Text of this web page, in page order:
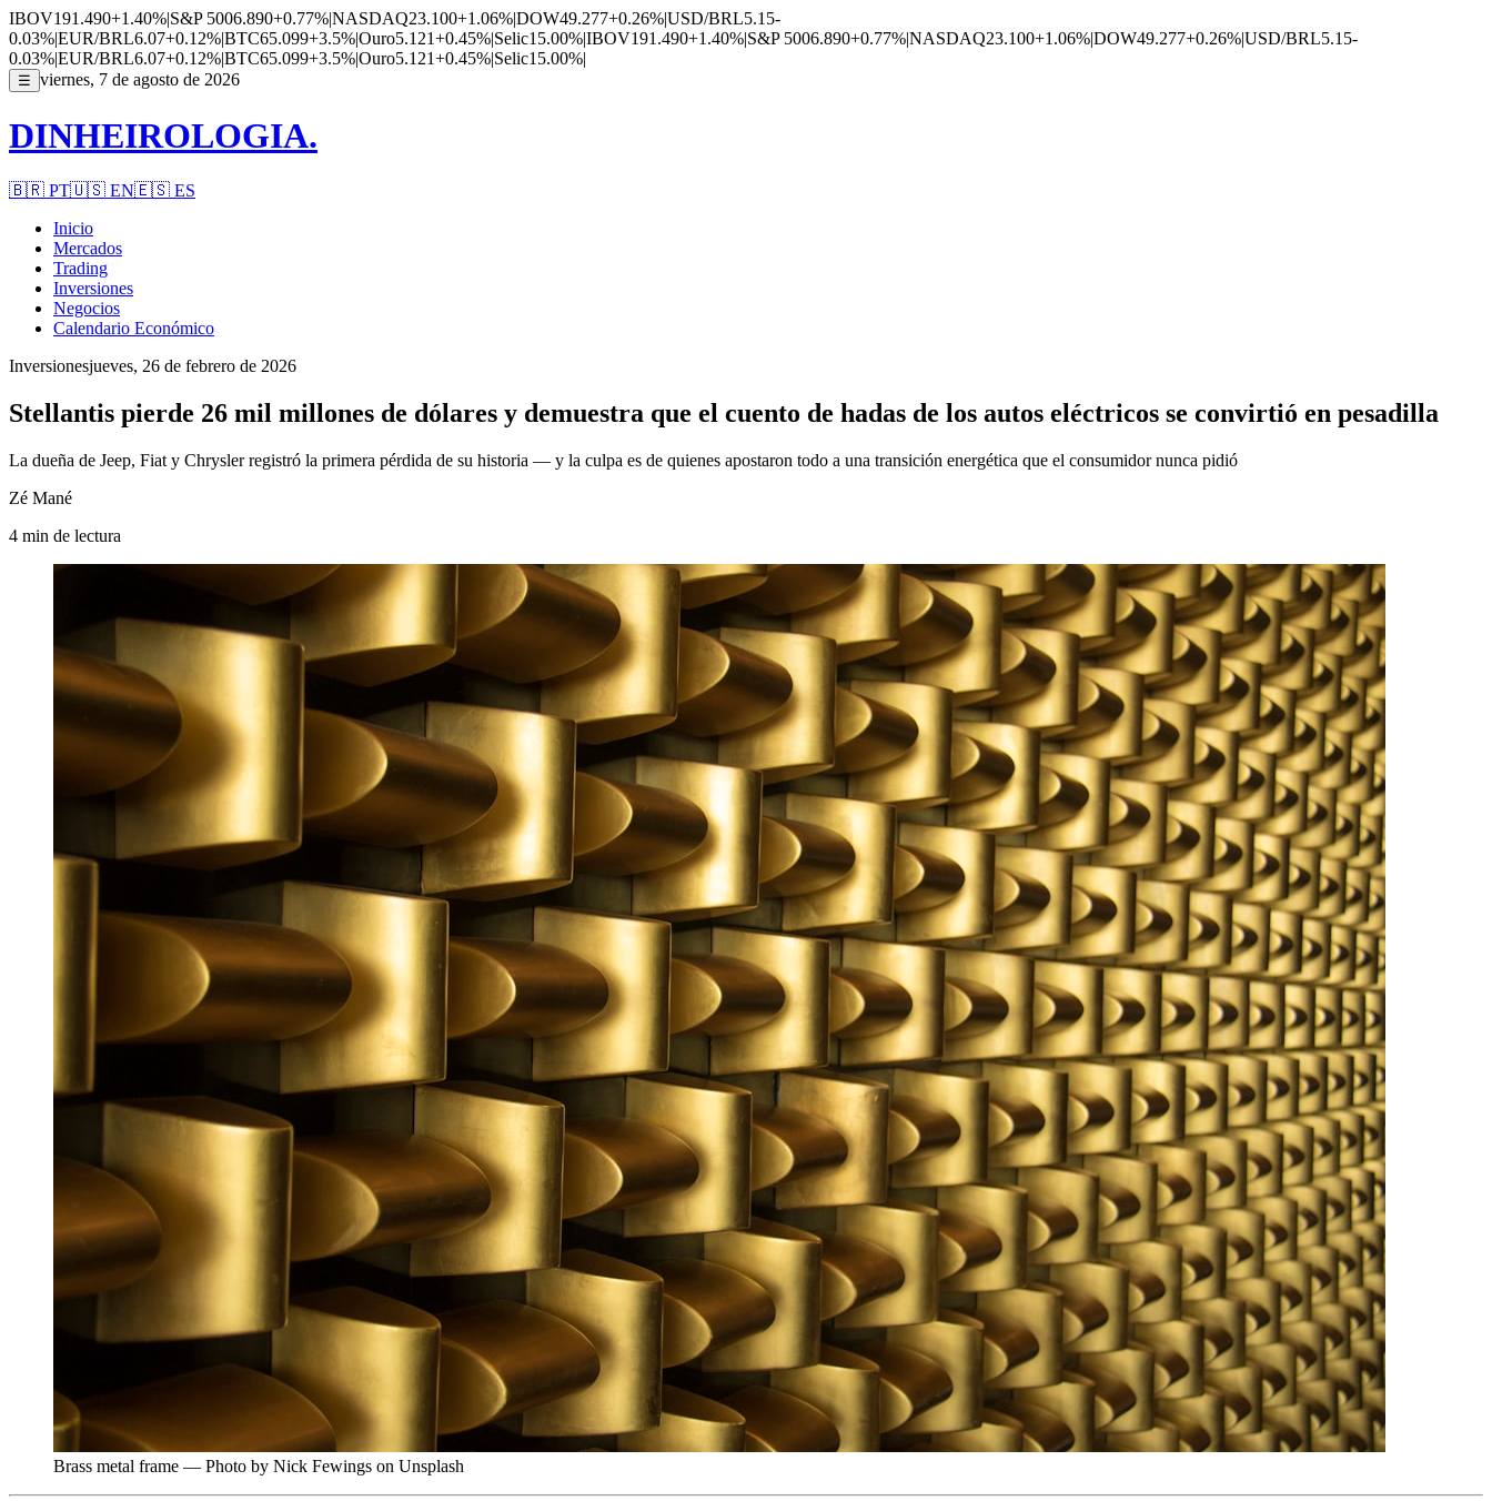
IBOV191.490+1.40%|S&P 5006.890+0.77%|NASDAQ23.100+1.06%|DOW49.277+0.26%|USD/BRL5.15-
0.03%|EUR/BRL6.07+0.12%|BTC65.099+3.5%|Ouro5.121+0.45%|Selic15.00%|IBOV191.490+1.40%|S&P 5006.890+0.77%|NASDAQ23.100+1.06%|DOW49.277+0.26%|USD/BRL5.15-
0.03%|EUR/BRL6.07+0.12%|BTC65.099+3.5%|Ouro5.121+0.45%|Selic15.00%|
☰ viernes, 7 de agosto de 2026
DINHEIROLOGIA.
🇧🇷 PT🇺🇸 EN🇪🇸 ES
Inicio
Mercados
Trading
Inversiones
Negocios
Calendario Económico
Inversionesjueves, 26 de febrero de 2026
Stellantis pierde 26 mil millones de dólares y demuestra que el cuento de hadas de los autos eléctricos se convirtió en pesadilla
La dueña de Jeep, Fiat y Chrysler registró la primera pérdida de su historia — y la culpa es de quienes apostaron todo a una transición energética que el consumidor nunca pidió
Zé Mané
4 min de lectura
Brass metal frame — Photo by Nick Fewings on Unsplash